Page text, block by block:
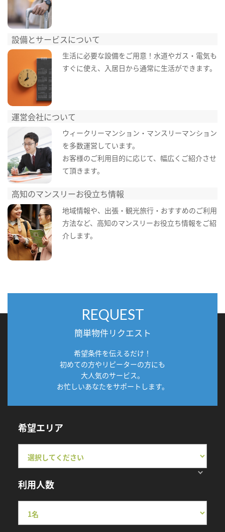
設備とサービスについて
生活に必要な設備をご用意！水道やガス・電気も
すぐに使え、入居日から通常に生活ができます。
運営会社について
ウィークリーマンション・マンスリーマンション
を多数運営しています。
お客様のご利用目的に応じて、幅広くご紹介させ
て頂きます。
高知のマンスリーお役立ち情報
地域情報や、出張・観光旅行・おすすめのご利用
方法など、高知のマンスリーお役立ち情報をご紹
介します。
REQUEST
簡単物件リクエスト
希望条件を伝えるだけ！
初めての方やリピーターの方にも
大人気のサービス。
お忙しいあなたをサポートします。
希望エリア
利用人数